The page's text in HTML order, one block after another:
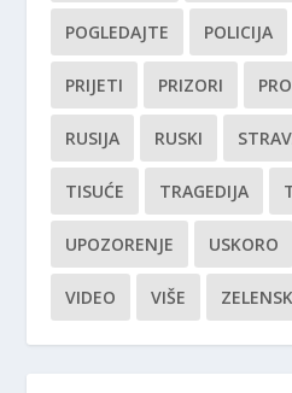
POGLEDAJTE POLICIJA
PRIJETI PRIZORI
RUSIJA RUSKI
TISUĆE TRAGEDIJA
UPOZORENJE USKORO
VIDEO VIŠE